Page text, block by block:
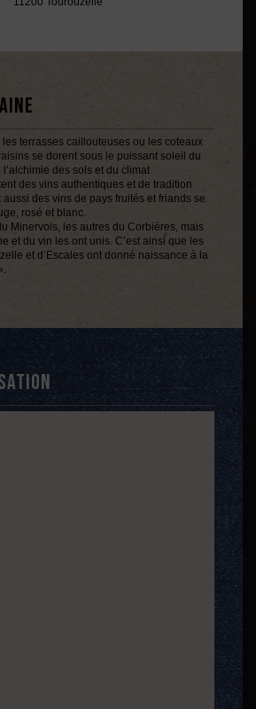
les terrasses caillouteuses ou les coteaux
se dorent sous le puissant soleil du
des sols et du climat
des vins authentiques et de tradition
aussi des vins de pays fruités et friands se
rosé et blanc.
Minervois, les autres du Corbières, mais
et du vin les ont unis. C’est ainsi que les
et d’Escales ont donné naissance à la